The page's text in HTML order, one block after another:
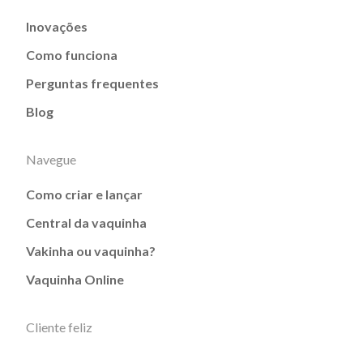
Inovações
Como funciona
Perguntas frequentes
Blog
Navegue
Como criar e lançar
Central da vaquinha
Vakinha ou vaquinha?
Vaquinha Online
Cliente feliz